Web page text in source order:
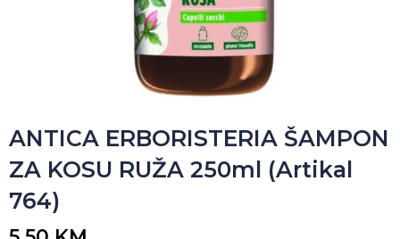
ANTICA ERBORISTERIA ŠAMPON
ZA KOSU RUŽA 250ml (Artikal
764)